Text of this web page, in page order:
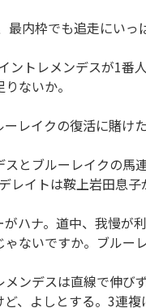
内枠でも追走にいっ
ントレメンデスが1番
ないか。
レイクの復活に賭け
とブルーレイクの馬
レイトは鞍上岩田息子
ハナ。道中、我慢が
ないですか。ブルー
ンデスは直線で伸び
、よしとする。3連複